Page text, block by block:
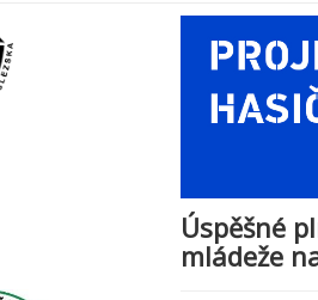
Úspěšné
mládeže